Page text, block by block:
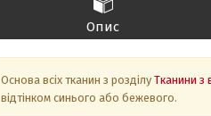
Опис
Основа всіх тканин з розділу Тканини з
відтінком синього або бежевого.